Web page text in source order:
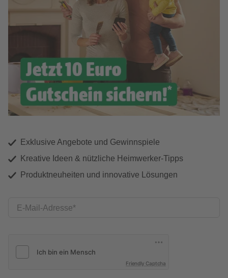
Exklusive Angebote und Gewinnspiele
Kreative Ideen & nützliche Heimwerker-Tipps
Produktneuheiten und innovative Lösungen
E-Mail-Adresse
Friendly Captcha